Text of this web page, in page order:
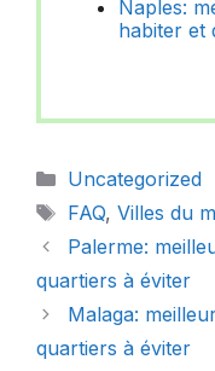
Naples:
habiter et
Catégories
Uncategorized
Étiquettes
FAQ, Villes du
Palerme:
quartiers à éviter
Malaga:
quartiers à éviter